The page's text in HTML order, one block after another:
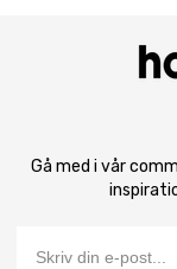
Gå med i vår